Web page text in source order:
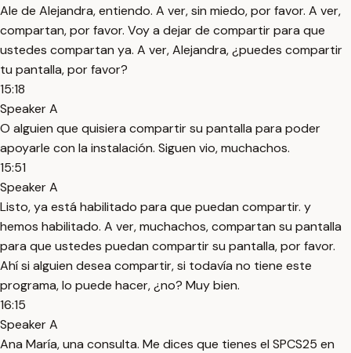
Ale de Alejandra, entiendo. A ver, sin miedo, por favor. A ver,
compartan, por favor. Voy a dejar de compartir para que
ustedes compartan ya. A ver, Alejandra, ¿puedes compartir
tu pantalla, por favor?
15:18
Speaker A
O alguien que quisiera compartir su pantalla para poder
apoyarle con la instalación. Siguen vio, muchachos.
15:51
Speaker A
Listo, ya está habilitado para que puedan compartir. y
hemos habilitado. A ver, muchachos, compartan su pantalla
para que ustedes puedan compartir su pantalla, por favor.
Ahí si alguien desea compartir, si todavía no tiene este
programa, lo puede hacer, ¿no? Muy bien.
16:15
Speaker A
Ana María, una consulta. Me dices que tienes el SPCS25 en